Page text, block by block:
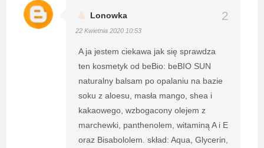
Lonowka
22 Kwietnia 2020 10:53
A ja jestem ciekawa jak się sprawdza
ten kosmetyk od beBio: beBIO SUN
naturalny balsam po opalaniu na bazie
soku z aloesu, masła mango, shea i
kakaowego, wzbogacony olejem z
marchewki, panthenolem, witaminą A i E
oraz Bisabololem. skład: Aqua, Glycerin,